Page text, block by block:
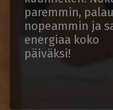
paremmin,
nopeammin ja
energiaa koko
päiväksi!